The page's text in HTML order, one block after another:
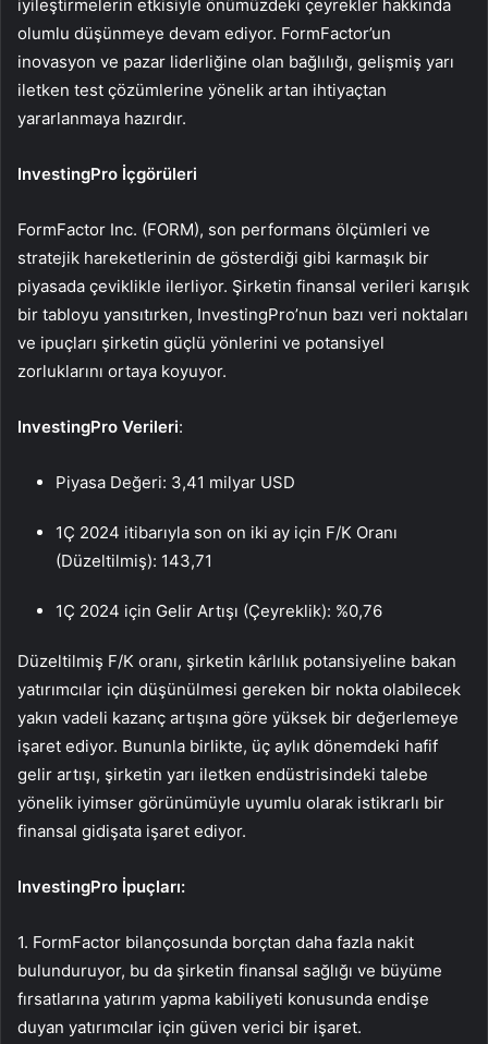
iyileştirmelerin etkisiyle önümüzdeki çeyrekler hakkında
olumlu düşünmeye devam ediyor. FormFactor’un
inovasyon ve pazar liderliğine olan bağlılığı, gelişmiş yarı
iletken test çözümlerine yönelik artan ihtiyaçtan
yararlanmaya hazırdır.
InvestingPro İçgörüleri
FormFactor Inc. (FORM), son performans ölçümleri ve
stratejik hareketlerinin de gösterdiği gibi karmaşık bir
piyasada çeviklikle ilerliyor. Şirketin finansal verileri karışık
bir tabloyu yansıtırken, InvestingPro’nun bazı veri noktaları
ve ipuçları şirketin güçlü yönlerini ve potansiyel
zorluklarını ortaya koyuyor.
InvestingPro Verileri:
Piyasa Değeri: 3,41 milyar USD
1Ç 2024 itibarıyla son on iki ay için F/K Oranı
(Düzeltilmiş): 143,71
1Ç 2024 için Gelir Artışı (Çeyreklik): %0,76
Düzeltilmiş F/K oranı, şirketin kârlılık potansiyeline bakan
yatırımcılar için düşünülmesi gereken bir nokta olabilecek
yakın vadeli kazanç artışına göre yüksek bir değerlemeye
işaret ediyor. Bununla birlikte, üç aylık dönemdeki hafif
gelir artışı, şirketin yarı iletken endüstrisindeki talebe
yönelik iyimser görünümüyle uyumlu olarak istikrarlı bir
finansal gidişata işaret ediyor.
InvestingPro İpuçları:
1. FormFactor bilançosunda borçtan daha fazla nakit
bulunduruyor, bu da şirketin finansal sağlığı ve büyüme
fırsatlarına yatırım yapma kabiliyeti konusunda endişe
duyan yatırımcılar için güven verici bir işaret.